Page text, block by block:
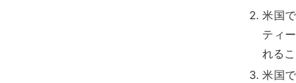
米国
ティ
れるこ
米国